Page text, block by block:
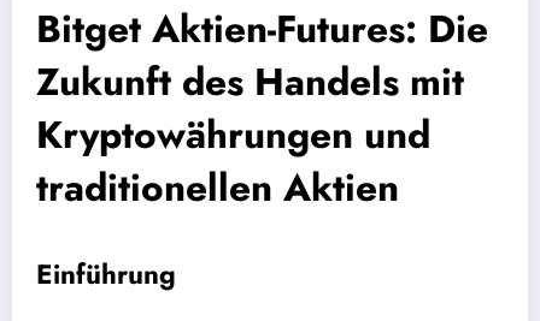
Bitget Aktien-Futures: Die
Zukunft des Handels mit
Kryptowährungen und
traditionellen Aktien
Einführung